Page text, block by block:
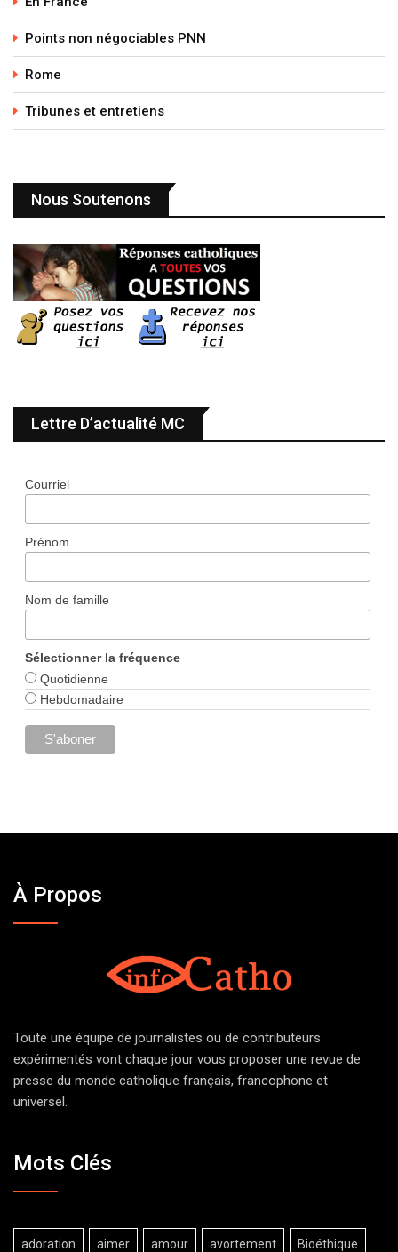
Points non négociables PNN
Rome
Tribunes et entretiens
Nous Soutenons
Lettre D’actualité MC
Courriel
Prénom
Nom de famille
Sélectionner la fréquence
Quotidienne
Hebdomadaire
À Propos
Toute une équipe de journalistes ou de contributeurs
expérimentés vont chaque jour vous proposer une revue de
presse du monde catholique français, francophone et
universel.
Mots Clés
adoration aimer amour avortement Bioéthique